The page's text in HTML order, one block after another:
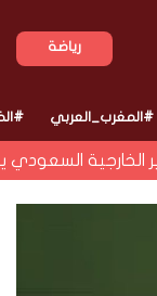
رياضة
#المغرب_العربي
الخارجية السعودي